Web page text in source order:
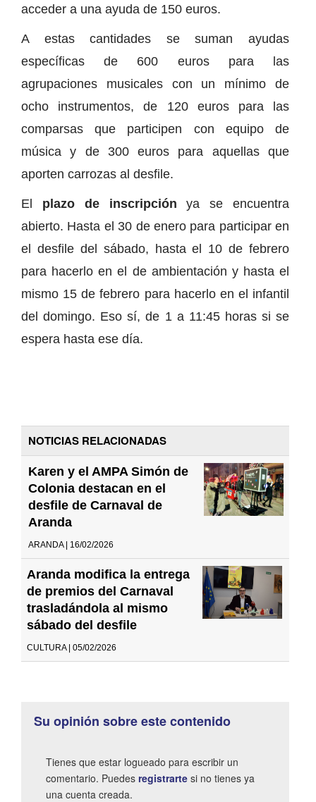
acceder a una ayuda de 150 euros.
A estas cantidades se suman ayudas
específicas de 600 euros para las
agrupaciones musicales con un mínimo de
ocho instrumentos, de 120 euros para las
comparsas que participen con equipo de
música y de 300 euros para aquellas que
aporten carrozas al desfile.
El plazo de inscripciónya se encuentra
abierto. Hasta el 30 de enero para participar en
el desfile del sábado, hasta el 10 de febrero
para hacerlo en el de ambientación y hasta el
mismo 15 de febrero para hacerlo en el infantil
del domingo. Eso sí, de 1 a 11:45 horas si se
espera hasta ese día.
NOTICIAS RELACIONADAS
Karen y el AMPA Simón de
Colonia destacan en el
desfile de Carnaval de
Aranda
ARANDA | 16/02/2026
Aranda modifica la entrega
de premios del Carnaval
trasladándola al mismo
sábado del desfile
CULTURA | 05/02/2026
Su opinión sobre este contenido
Tienes que estar logueado para escribir un
comentario. Puedes registrarte si no tienes ya
una cuenta creada.